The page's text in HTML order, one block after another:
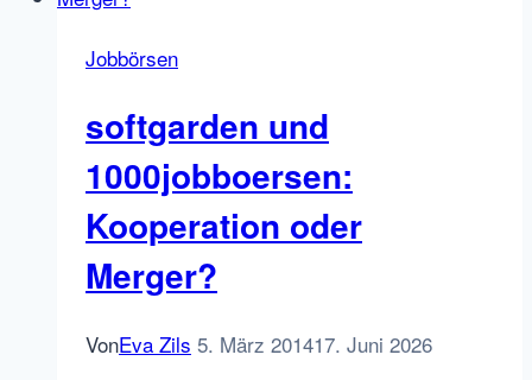
Jobbörsen
softgarden und
1000jobboersen:
Kooperation oder
Merger?
VonEva Zils 5. März 201417. Juni 2026